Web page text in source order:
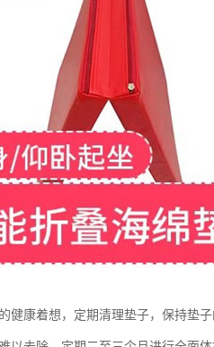
健康着想，定期清理垫子，保持垫